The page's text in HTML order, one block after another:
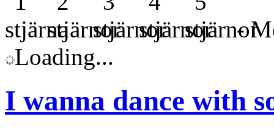
-
Loading...
I wanna dance with